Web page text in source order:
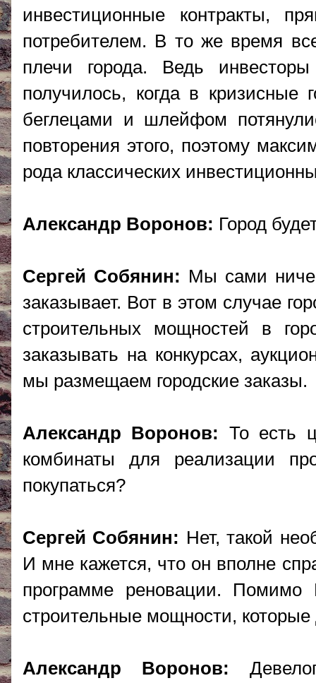
инвестиционные контракты,
потребителем. В то же время
плечи города. Ведь
получилось, когда в кризисные
беглецами и шлейфом
повторения этого, поэтому
рода классических
Александр Воронов: Город
Сергей Собянин: Мы сами
заказывает. Вот в этом случае
строительных мощностей в
заказывать на конкурсах,
мы размещаем городские заказы.
Александр Воронов: То есть
комбинаты для реализации
покупаться?
Сергей Собянин: Нет, такой
И мне кажется, что он вполне
программе реновации.
строительные мощности, которые
Александр Воронов: